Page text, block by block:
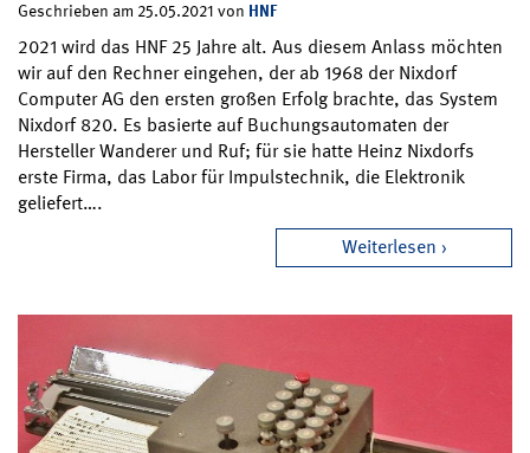
Geschrieben am 25.05.2021 von HNF
2021 wird das HNF 25 Jahre alt. Aus diesem Anlass möchten
wir auf den Rechner eingehen, der ab 1968 der Nixdorf
Computer AG den ersten großen Erfolg brachte, das System
Nixdorf 820. Es basierte auf Buchungsautomaten der
Hersteller Wanderer und Ruf; für sie hatte Heinz Nixdorfs
erste Firma, das Labor für Impulstechnik, die Elektronik
geliefert….
Weiterlesen